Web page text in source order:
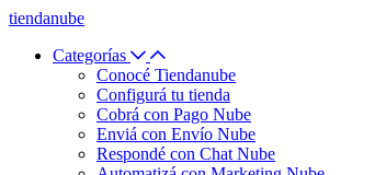
tiendanube
Categorías
Conocé Tiendanube
Configurá tu tienda
Cobrá con Pago Nube
Enviá con Envío Nube
Respondé con Chat Nube